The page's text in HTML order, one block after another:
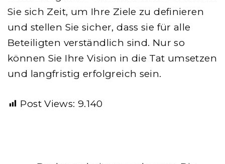
Sie sich Zeit, um Ihre Ziele zu definieren
und stellen Sie sicher, dass sie für alle
Beteiligten verständlich sind. Nur so
können Sie Ihre Vision in die Tat umsetzen
und langfristig erfolgreich sein.
Post Views: 9.140